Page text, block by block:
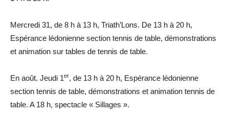
Mercredi 31, de 8 h à 13 h, Triath’Lons. De 13 h à 20 h,
Espérance lédonienne section tennis de table, démonstrations
et animation sur tables de tennis de table.
En août. Jeudi 1er, de 13 h à 20 h, Espérance lédonienne
section tennis de table, démonstrations et animation tennis de
table. A 18 h, spectacle « Sillages ».